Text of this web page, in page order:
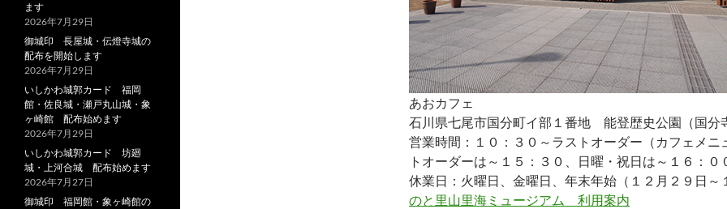
あおカフェ
石川県七尾市国分町イ部１番地 能登歴史公園（国分
営業時間：１０：３０～ラストオーダー（カフェメニ
トオーダーは～１５：３０、日曜・祝日は～１６：０
休業日：火曜日、金曜日、年末年始（１２月２９日～
のと里山里海ミュージアム 利用案内
ます
2026年7月29日
御城印 長屋城・伝燈寺城の
配布を開始します
2026年7月29日
いしかわ城郭カード 福岡
館・佐良城・瀬戸丸山城・象
ヶ崎館 配布始めます
2026年7月29日
いしかわ城郭カード 坊廻
城・上河合城 配布始めます
2026年7月27日
御城印 福岡館・象ヶ崎館の